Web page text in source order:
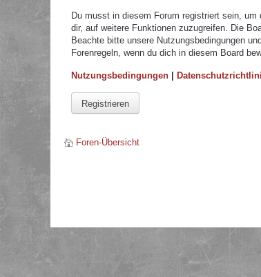
Du musst in diesem Forum registriert sein,
dir, auf weitere Funktionen zuzugreifen. Die
Beachte bitte unsere Nutzungsbedingungen
Forenregeln, wenn du dich in diesem Board
Nutzungsbedingungen |
Registrieren
Foren-Übersicht